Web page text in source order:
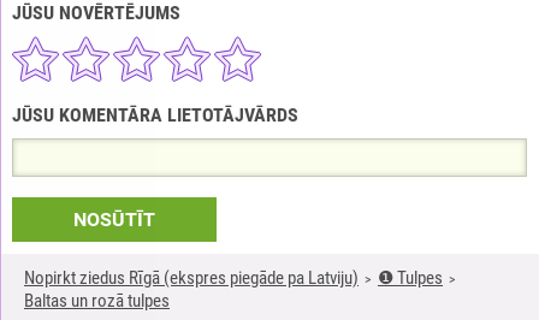
Nopirkt ziedus Rīgā (ekspres piegāde pa Latviju)
❶ Tulpes
Baltas un rozā tulpes
JŪSU NOVĒRTĒJUMS
JŪSU KOMENTĀRA LIETOTĀJVĀRDS
NOSŪTĪT